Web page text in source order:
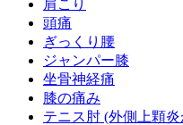
肩こり
頭痛
ぎっくり腰
ジャンパー膝
坐骨神経痛
膝の痛み
テニス肘 (外側上顆